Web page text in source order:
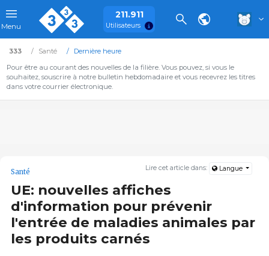
Menu
211.911
Utilisateurs
333 Santé
Dernière heure
Pour être au courant des nouvelles de la filière. Vous pouvez, si vous le
souhaitez, souscrire à notre bulletin hebdomadaire et vous recevrez les titres
dans votre courrier électronique.
Lire cet article dans: Langue
Santé
UE: nouvelles affiches
d'information pour prévenir
l'entrée de maladies animales par
les produits carnés